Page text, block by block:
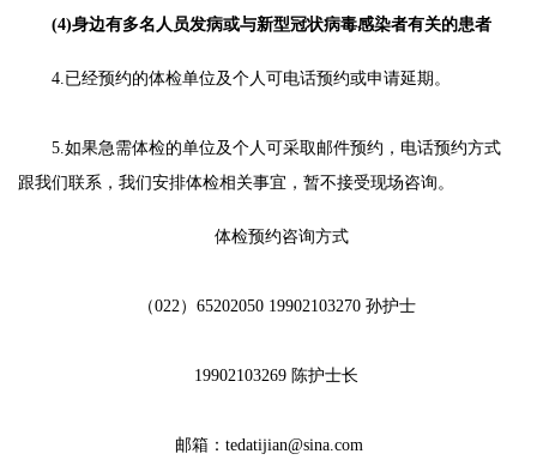
(4)身边有多名人员发病或与新型冠状病毒感染者有关的患者
4.已经预约的体检单位及个人可电话预约或申请延期。
5.如果急需体检的单位及个人可采取邮件预约，电话预约方式
跟我们联系，我们安排体检相关事宜，暂不接受现场咨询。
体检预约咨询方式
（022）65202050 19902103270 孙护士
19902103269 陈护士长
邮箱：tedatijian@sina.com